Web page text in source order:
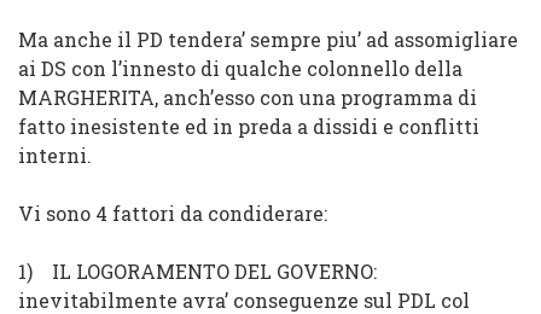
Ma anche il PD tendera’ sempre piu’ ad assomigliare
ai DS con l’innesto di qualche colonnello della
MARGHERITA, anch’esso con una programma di
fatto inesistente ed in preda a dissidi e conflitti
interni.
Vi sono 4 fattori da condiderare:
1) IL LOGORAMENTO DEL GOVERNO:
inevitabilmente avra’ conseguenze sul PDL col